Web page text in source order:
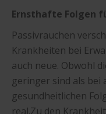
Ernsthafte Folgen
Passivrauchen
Krankheiten bei
auch neue. Obwohl
geringer sind als bei
gesundheitlichen
real.Zu den